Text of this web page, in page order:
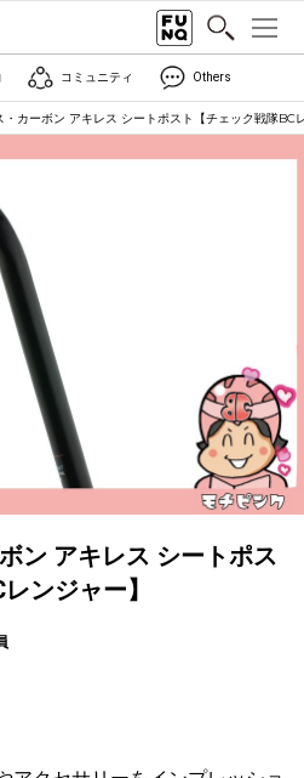
コミュニティ Others
・カーボン アキレス シートポスト【チェック戦隊BC
ン アキレス シートポス
ンジャー】